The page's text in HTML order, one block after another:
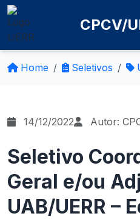
CPCV/
Home Seletivos
14/12/2022 Autor:
Seletivo
Geral e/ou
UAB/UERR –